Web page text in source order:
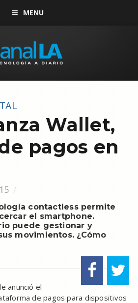
MENU
Wallet,
pagos en
contactless permite
el smartphone.
puede gestionar y
movimientos. ¿Cómo
anunció el
de pagos para dispositivos